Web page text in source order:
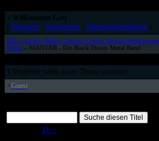
» Willkommen Gast
Einloggen:: Registrieren:: Datenschutzerklärung]
HIO - Death- Black- Thrash- Grind- Doom Metal
Metal » MANTAR - Die Black Doom Metal Band
Mitglieder haben dieses Thema betrachtet
>Guest
23>>